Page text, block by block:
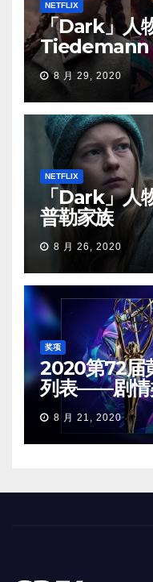
NETFLIX
「Dark」人
Tiedemann
8 月 29, 2020
NETFLIX
「Dark」
普勒家族
8 月 26, 2020
奖项
2020第72届
列表——剧情
8 月 21, 2020